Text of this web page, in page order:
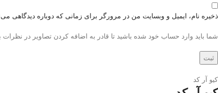
ذخیره نام، ایمیل و وبسایت من در مرورگر برای زمانی که دوباره دیدگاهی
شما باید وارد حساب خود شده باشید تا قادر به اضافه کردن تصاویر در نظرات
کیو آر کد